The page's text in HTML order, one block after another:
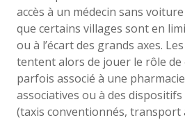
accès à un médecin sans
que certains villages sont en
ou à l’écart des grands axes.
tentent alors de jouer le rôle de
parfois associé à une
associatives ou à des dispositifs
(taxis conventionnés, transport